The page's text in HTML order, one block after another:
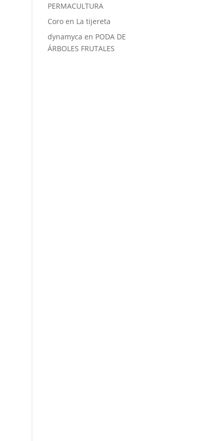
PERMACULTURA
Coro en La tijereta
dynamyca en PODA DE
ÁRBOLES FRUTALES